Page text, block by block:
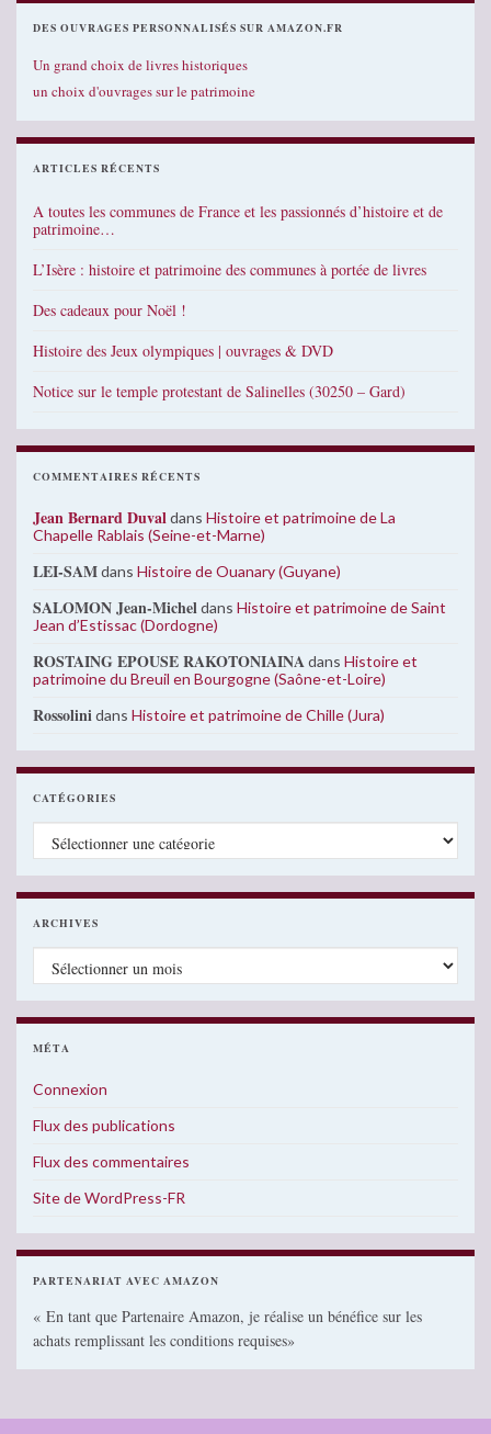
DES OUVRAGES PERSONNALISÉS SUR AMAZON.FR
Un grand choix de livres historiques
un choix d'ouvrages sur le patrimoine
ARTICLES RÉCENTS
A toutes les communes de France et les passionnés d’histoire et de
patrimoine…
L’Isère : histoire et patrimoine des communes à portée de livres
Des cadeaux pour Noël !
Histoire des Jeux olympiques | ouvrages & DVD
Notice sur le temple protestant de Salinelles (30250 – Gard)
COMMENTAIRES RÉCENTS
Jean Bernard Duvaldans Histoire et patrimoine de La
Chapelle Rablais (Seine-et-Marne)
LEI-SAMdans Histoire de Ouanary (Guyane)
SALOMON Jean-Micheldans Histoire et patrimoine de Saint
Jean d’Estissac (Dordogne)
ROSTAING EPOUSE RAKOTONIAINAdans Histoire et
patrimoine du Breuil en Bourgogne (Saône-et-Loire)
Rossolinidans Histoire et patrimoine de Chille (Jura)
CATÉGORIES
Catégories
ARCHIVES
Archives
MÉTA
Connexion
Flux des publications
Flux des commentaires
Site de WordPress-FR
PARTENARIAT AVEC AMAZON
« En tant que Partenaire Amazon, je réalise un bénéfice sur les
achats remplissant les conditions requises»